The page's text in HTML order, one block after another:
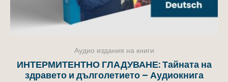
Аудио издания на книги
ИНТЕРМИТЕНТНО ГЛАДУВАНЕ: Тайната на
здравето и дълголетието – Аудиокнига